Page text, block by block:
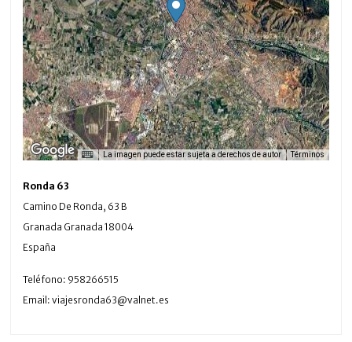
La imagen puede estar sujeta a derechos de autor Términos
Ronda 63
Camino De Ronda, 63 B
Granada Granada18004
España
Teléfono: 958266515
Email:viajesronda63@valnet.es